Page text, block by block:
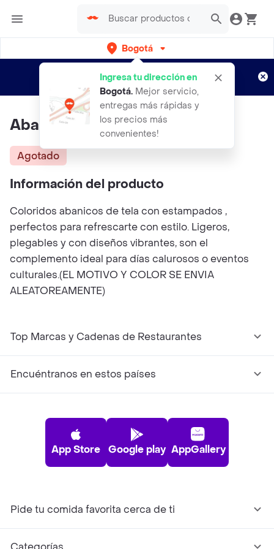
Bogotá
Ingresa tu dirección en
Bogotá. Mejor servicio,
entregas más rápidas y
los precios más
convenientes!
envíos gratis por semanas
Aplican TyC
Abanicos Con Estampado
Agotado
Información del producto
Coloridos abanicos de tela con estampados ,
perfectos para refrescarte con estilo. Ligeros,
plegables y con diseños vibrantes, son el
complemento ideal para días calurosos o eventos
culturales.(EL MOTIVO Y COLOR SE ENVIA
ALEATOREAMENTE)
Top Marcas y Cadenas de Restaurantes
Encuéntranos en estos países
App Store Google play AppGallery
Pide tu comida favorita cerca de ti